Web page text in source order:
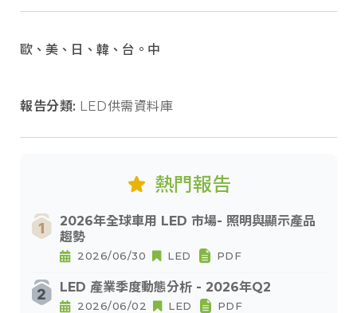
歐、美、日、韓、台。中
報告分類: LED供需資料庫
熱門報告
2026年全球車用 LED 市場- 照明與顯示產品
趨勢
2026/06/30 LED PDF
LED 產業季度動態分析 - 2026年Q2
2026/06/02 LED PDF